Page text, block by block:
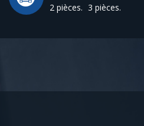
2 pièces. 3 pièces.